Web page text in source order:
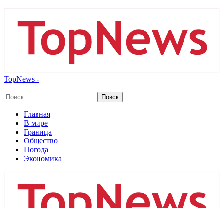
TopNews -
Главная
В мире
Граница
Общество
Погода
Экономика